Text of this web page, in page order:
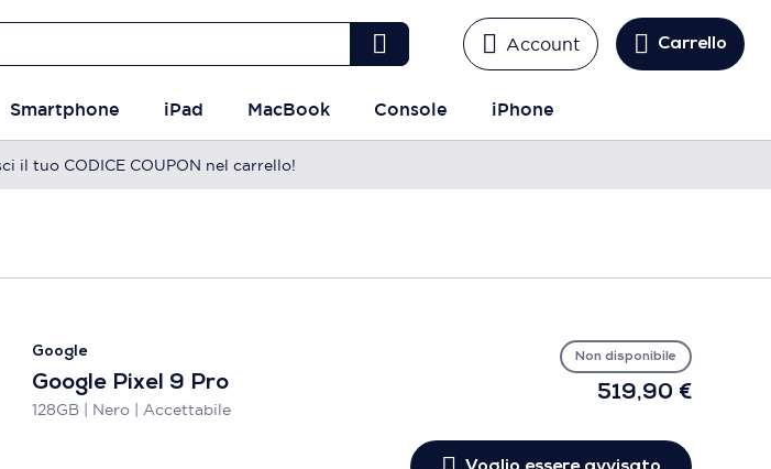
Account Carrello
Smartphone iPad MacBook Console iPhone
il tuo CODICE COUPON nel carrello!
Google
Google Pixel 9 Pro
128GB | Nero | Accettabile
Non disponibile
519,90 €